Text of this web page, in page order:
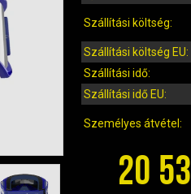
Szállítási költség:
Szállítási költség EU:
Szállítási idő:
Szállítási idő EU:
Személyes átvétel:
20